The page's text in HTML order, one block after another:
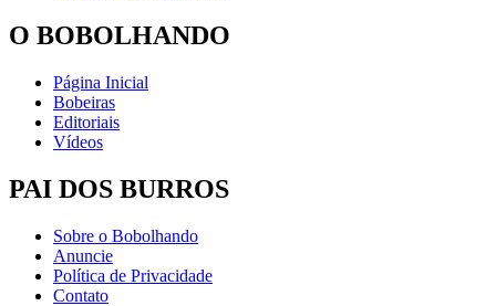
O BOBOLHANDO
Página Inicial
Bobeiras
Editoriais
Vídeos
PAI DOS BURROS
Sobre o Bobolhando
Anuncie
Política de Privacidade
Contato